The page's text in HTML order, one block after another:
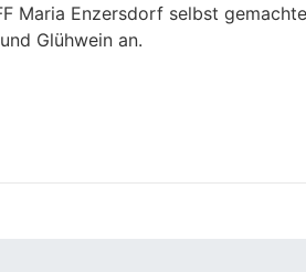
Maria Enzersdorf selbst
Glühwein an.